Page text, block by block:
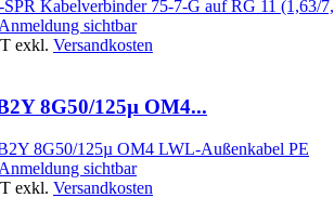
sichtbar
exkl. Versandkosten
8G50/125µ OM4...
sichtbar
exkl. Versandkosten